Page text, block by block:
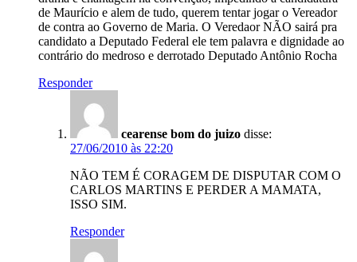
de Maurício e alem de tudo, querem tentar jogar o Vereador
de contra ao Governo de Maria. O Veredaor NÃO sairá pra
candidato a Deputado Federal ele tem palavra e dignidade ao
contrário do medroso e derrotado Deputado Antônio Rocha
Responder
cearense bom do juizo disse:
27/06/2010 às 22:20
NÃO TEM É CORAGEM DE DISPUTAR COM O
CARLOS MARTINS E PERDER A MAMATA,
ISSO SIM.
Responder